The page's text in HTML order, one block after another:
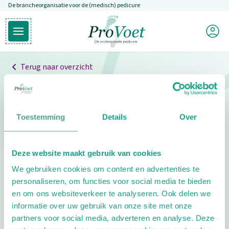
Toestemming Details Over
Deze website maakt gebruik van cookies
We gebruiken cookies om content en advertenties te
personaliseren, om functies voor social media te bieden
en om ons websiteverkeer te analyseren. Ook delen we
informatie over uw gebruik van onze site met onze
partners voor social media, adverteren en analyse. Deze
Overslaan en naar de inhoud gaan
De brancheorganisatie voor de (medisch) pedicure
Open hoofdmenu
Ga naar de homepagina
Mijn
Terug naar overzicht
Professionals
Pedicure niet gevonden
pedicure.